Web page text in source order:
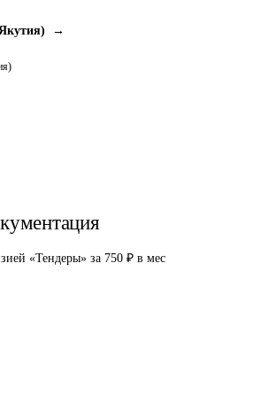
→
«Тендеры» за 750 ₽ в мес